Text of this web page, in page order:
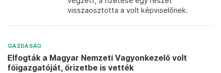
visszaosztotta a volt képviselőnek.
GAZDASÁG
Elfogták a Magyar Nemzeti Vagyonkezelő volt
főigazgatóját, őrizetbe is vették